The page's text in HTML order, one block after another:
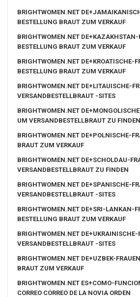
BRIGHTWOMEN.NET
BESTELLUNG BRAUT ZUM VERKAUF
BRIGHTWOMEN.NET
BESTELLUNG BRAUT ZUM VERKAUF
BRIGHTWOMEN.NET DE+KROATISCHE-
BESTELLUNG BRAUT ZUM VERKAUF
BRIGHTWOMEN.NET DE+LITAUISCHE-
VERSANDBESTELLBRAUT -SITES
BRIGHTWOMEN.NET
UM VERSANDBESTELLBRAUT ZU FINDEN
BRIGHTWOMEN.NET DE+POLNISCHE-
BRAUT ZUM VERKAUF
BRIGHTWOMEN.NET DE+SCHOLDAU-
VERSANDBESTELLBRAUT ZU FINDEN
BRIGHTWOMEN.NET DE+SPANISCHE-
VERSANDBESTELLBRAUT -SITES
BRIGHTWOMEN.NET DE+SRI-LANKAN-
BESTELLUNG BRAUT ZUM VERKAUF
BRIGHTWOMEN.NET DE+UKRAINISCHE-
VERSANDBESTELLBRAUT -SITES
BRIGHTWOMEN.NET DE+UZBEK-
BRAUT ZUM VERKAUF
BRIGHTWOMEN.NET ES+COMO-
CORREO CORREO DE LA NOVIA ORDEN